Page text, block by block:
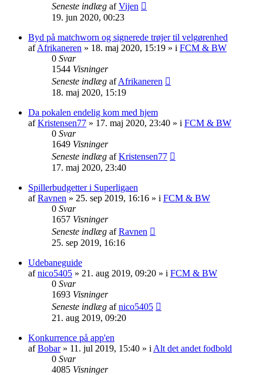
Seneste indlæg afVijen
19. jun 2020, 00:23
Byd på matchworn og signerede trøjer til velgørenhed
afAfrikaneren » 18. maj 2020, 15:19 » i FCM & BW
0 Svar
1544 Visninger
Seneste indlæg afAfrikaneren
18. maj 2020, 15:19
Da pokalen endelig kom med hjem
afKristensen77 » 17. maj 2020, 23:40 » i FCM & BW
0 Svar
1649 Visninger
Seneste indlæg afKristensen77
17. maj 2020, 23:40
Spillerbudgetter i Superligaen
afRavnen » 25. sep 2019, 16:16 » i FCM & BW
0 Svar
1657 Visninger
Seneste indlæg afRavnen
25. sep 2019, 16:16
Udebaneguide
afnico5405 » 21. aug 2019, 09:20 » i FCM & BW
0 Svar
1693 Visninger
Seneste indlæg afnico5405
21. aug 2019, 09:20
Konkurrence på app'en
afBobar» 11. jul 2019, 15:40 » i Alt det andet fodbold
0 Svar
4085 Visninger